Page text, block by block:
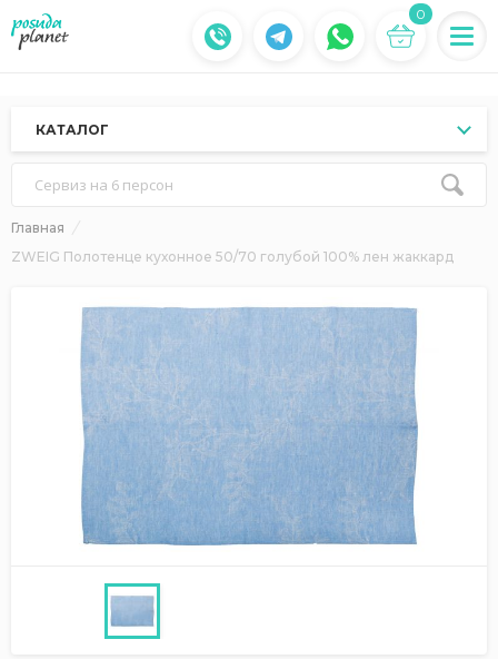
0
КАТАЛОГ
Сервиз на 6 персон
Главная
ZWEIG Полотенце кухонное 50/70 голубой 100% лен жаккард